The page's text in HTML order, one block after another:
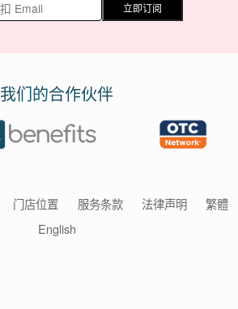
立即订阅
我们的合作伙伴
门店位置 服务条款 法律声明
繁體
English